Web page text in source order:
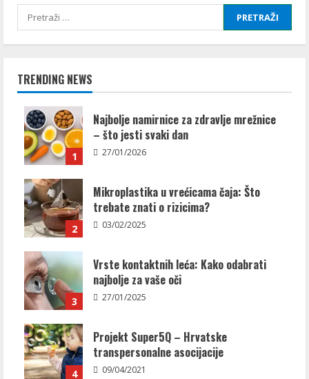
Pretraži:
TRENDING NEWS
1
Najbolje namirnice za zdravlje mrežnice
– što jesti svaki dan
27/01/2026
2
Mikroplastika u vrećicama čaja: Što
trebate znati o rizicima?
03/02/2025
3
Vrste kontaktnih leća: Kako odabrati
najbolje za vaše oči
27/01/2025
4
Projekt Super5Q – Hrvatske
transpersonalne asocijacije
09/04/2021